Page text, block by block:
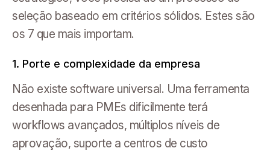
seleção baseado em critérios sólidos. Estes são
os 7 que mais importam.
1. Porte e complexidade da empresa
Não existe software universal. Uma ferramenta
desenhada para PMEs dificilmente terá
workflows avançados, múltiplos níveis de
aprovação, suporte a centros de custo